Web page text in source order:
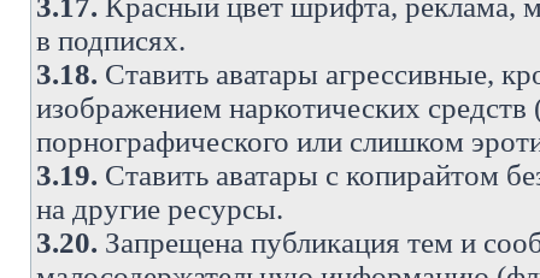
3.17. Красный цвет шрифта, реклама,
в подписях.
3.18. Ставить аватары агрессивные,
изображением наркотических
порнографического или слишком
3.19. Ставить аватары с копирайтом
на другие ресурсы.
3.20. Запрещена публикация тем и